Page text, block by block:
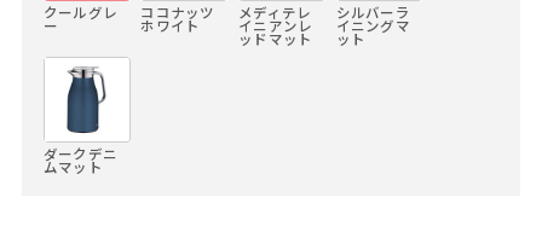
クールグレ
ー
ココナッツ
ホワイト
メディテレ
イニアンレ
ッドマット
シルバーラ
イニングマ
ット
ダークデニ
ムマット